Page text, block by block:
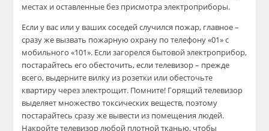
местах и оставленные без присмотра электроприборы.
Если у вас или у ваших соседей случился пожар, главное –
сразу же вызвать пожарную охрану по телефону «01» с
мобильного «101». Если загорелся бытовой электроприбор,
постарайтесь его обесточить, если телевизор – прежде
всего, выдерните вилку из розетки или обесточьте
квартиру через электрощит. Помните! Горящий телевизор
выделяет множество токсических веществ, поэтому
постарайтесь сразу же вывести из помещения людей.
Накройте телевизор любой плотной тканью, чтобы